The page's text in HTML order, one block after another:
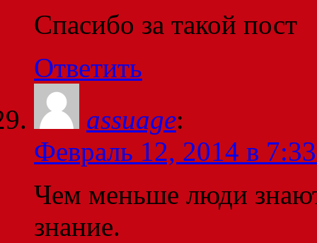
Спасибо за такой пост
Ответить
assuage:
Февраль 12, 2014 в
Чем меньше люди
знание.